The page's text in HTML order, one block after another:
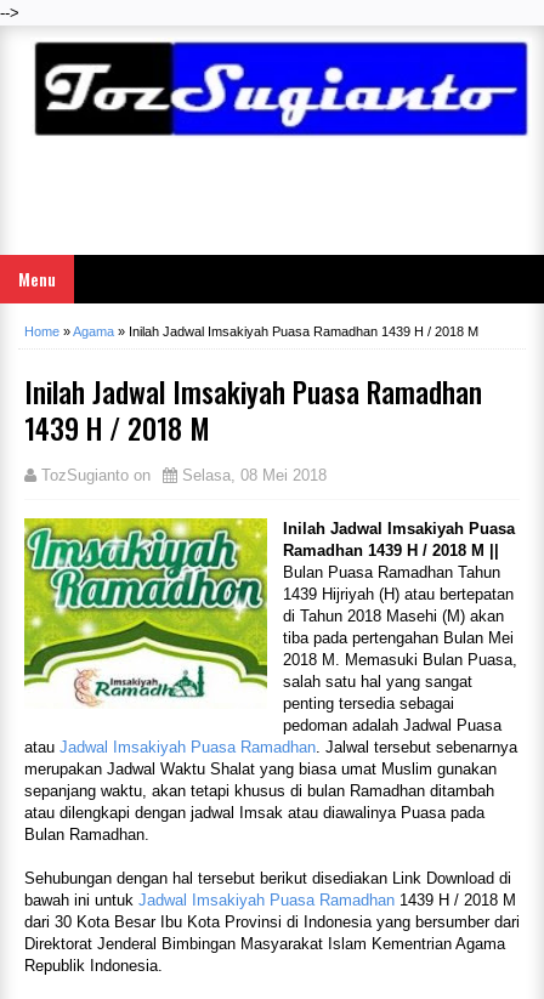
-->
Menu
Home »Agama » Inilah Jadwal Imsakiyah Puasa Ramadhan 1439 H / 2018 M
Inilah Jadwal Imsakiyah Puasa Ramadhan
1439 H / 2018 M
TozSugianto on Selasa, 08 Mei 2018
Inilah Jadwal Imsakiyah Puasa
Ramadhan 1439 H / 2018 M ||
Bulan Puasa Ramadhan Tahun
1439 Hijriyah (H) atau bertepatan
di Tahun 2018 Masehi (M) akan
tiba pada pertengahan Bulan Mei
2018 M. Memasuki Bulan Puasa,
salah satu hal yang sangat
penting tersedia sebagai
pedoman adalah Jadwal Puasa
atau Jadwal Imsakiyah Puasa Ramadhan. Jalwal tersebut sebenarnya
merupakan Jadwal Waktu Shalat yang biasa umat Muslim gunakan
sepanjang waktu, akan tetapi khusus di bulan Ramadhan ditambah
atau dilengkapi dengan jadwal Imsak atau diawalinya Puasa pada
Bulan Ramadhan.
Sehubungan dengan hal tersebut berikut disediakan Link Download di
bawah ini untuk Jadwal Imsakiyah Puasa Ramadhan 1439 H / 2018 M
dari 30 Kota Besar Ibu Kota Provinsi di Indonesia yang bersumber dari
Direktorat Jenderal Bimbingan Masyarakat Islam Kementrian Agama
Republik Indonesia.